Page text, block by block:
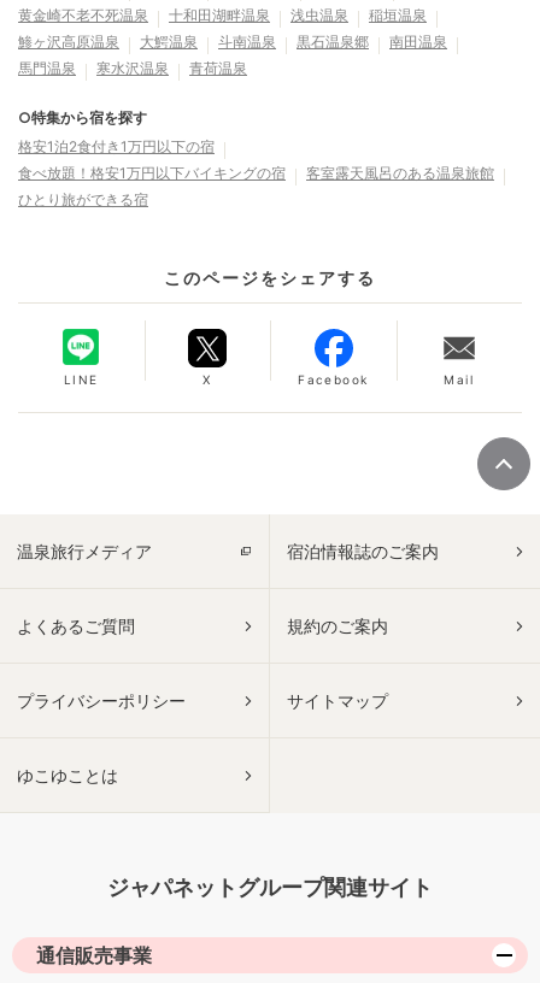
黄金崎不老不死温泉
十和田湖畔温泉 浅虫温泉
稲垣温泉
鯵ヶ沢高原温泉
大鰐温泉 斗南温泉 黒石温泉郷
南田温泉
馬門温泉
寒水沢温泉 青荷温泉
○特集から宿を探す
格安1泊2食付き1万円以下の宿
食べ放題！格安1万円以下バイキングの宿
客室露天風呂のある温泉旅館
ひとり旅ができる宿
このページをシェアする
LINE X Facebook Mail
温泉旅行メディア 宿泊情報誌のご案内
よくあるご質問 規約のご案内
プライバシーポリシー サイトマップ
ゆこゆことは
ジャパネットグループ関連サイト
通信販売事業